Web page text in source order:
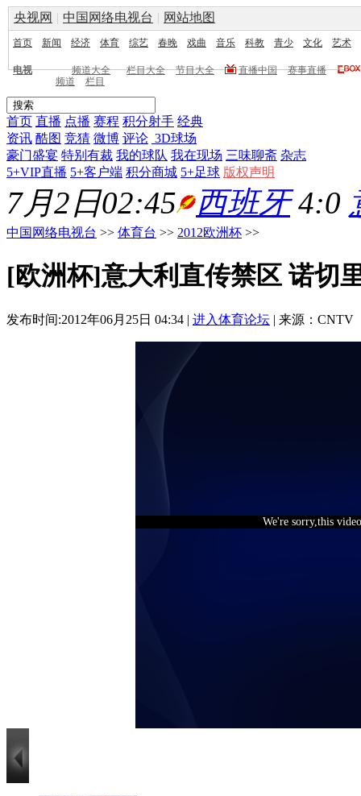
央视网 | 中国网络电视台 | 网站地图
首页 新闻 经济 体育 综艺 春晚 戏曲 音乐 科教 青少 文化 艺术
电视 频道大全 栏目大全 节目大全 直播中国
赛事直播
频道
栏目
首页 直播 点播 赛程 积分射手 经典
资讯 酷图 竞猜 微博 评论 3D球场
豪门盛宴 特别有裁 我的球队 我在现场 三味聊斋 杂志
5+VIP直播 5+客户端 积分商城 5+足球 版权声明
7月2日02:45 西班牙4:0
中国网络电视台 >> 体育台 >> 2012欧洲杯 >>
[欧洲杯]意大利直传禁区 诺切
发布时间:2012年06月25日 04:34 | 进入体育论坛 | 来源：CNTV
We're sorry,this